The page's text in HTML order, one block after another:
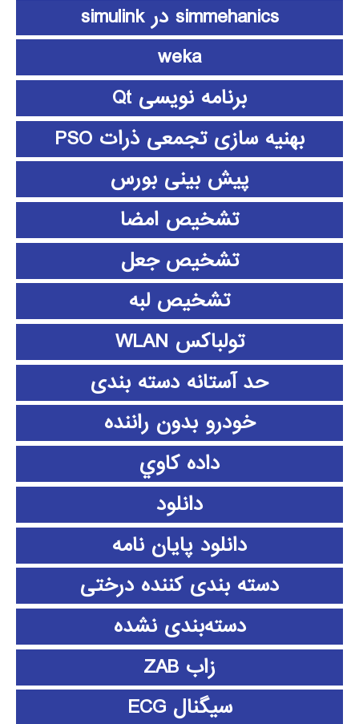
simmehanics در simulink
weka
برنامه نویسی Qt
بهنیه سازی تجمعی ذرات PSO
پیش بینی بورس
تشخیص امضا
تشخیص جعل
تشخیص لبه
تولباکس WLAN
حد آستانه دسته بندی
خودرو بدون راننده
داده كاوي
دانلود
دانلود پايان نامه
دسته بندی کننده درختی
دسته‌بندی نشده
زاب ZAB
سیگنال ECG